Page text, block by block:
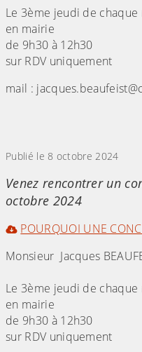
Le 3ème jeudi de chaque
en mairie
de 9h30 à 12h30
sur RDV uniquement
mail :
Publié le 8 octobre 2024
Venez rencontrer un
octobre 2024
POURQUOI UNE
Monsieur Jacques
Le 3ème jeudi de chaque
en mairie
de 9h30 à 12h30
sur RDV uniquement